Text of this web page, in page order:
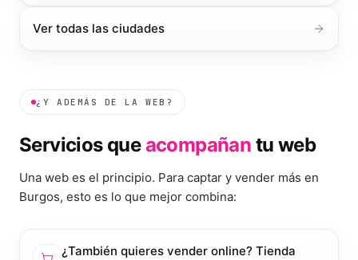
Ver todas las ciudades
¿Y ADEMÁS DE LA WEB?
Servicios queacompañan tu web
Una web es el principio. Para captar y vender más en
Burgos, esto es lo que mejor combina:
¿También quieres vender online? Tienda